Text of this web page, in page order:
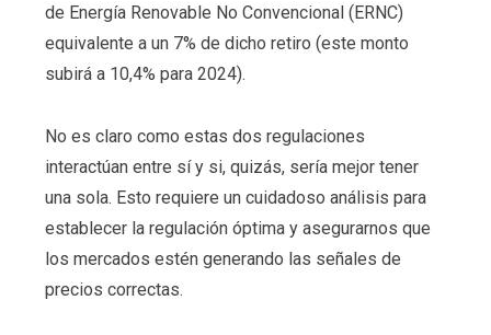
de Energía Renovable No Convencional (ERNC)
equivalente a un 7% de dicho retiro (este monto
subirá a 10,4% para 2024).
No es claro como estas dos regulaciones
interactúan entre sí y si, quizás, sería mejor tener
una sola. Esto requiere un cuidadoso análisis para
establecer la regulación óptima y asegurarnos que
los mercados estén generando las señales de
precios correctas.